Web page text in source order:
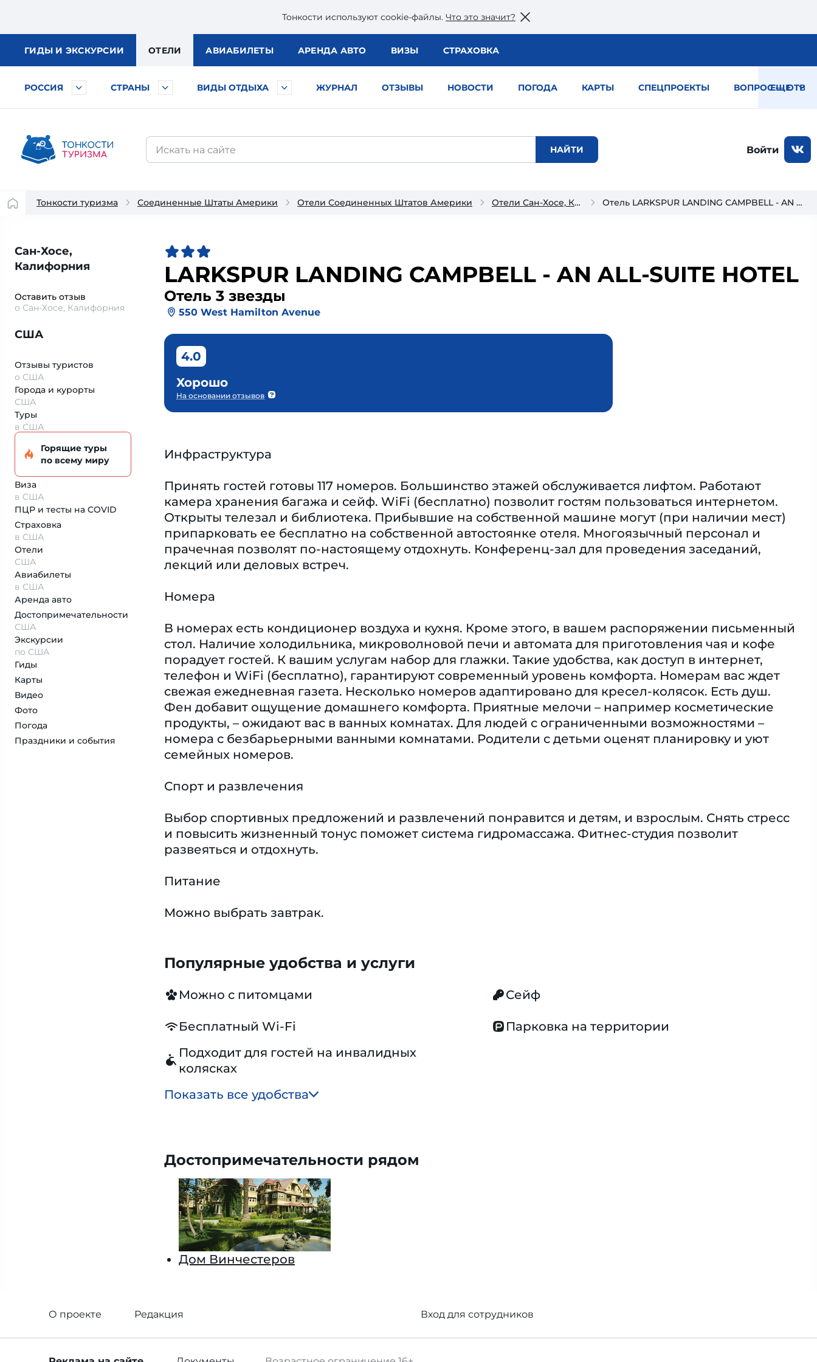
Тонкости используют сookie-файлы. Что это значит?
ГИДЫ И ЭКСКУРСИИ ОТЕЛИ АВИАБИЛЕТЫ АРЕНДА АВТО ВИЗЫ СТРАХОВКА
РОССИЯ СТРАНЫ ВИДЫ ОТДЫХА ЖУРНАЛ ОТЗЫВЫ НОВОСТИ ПОГОДА КАРТЫ СПЕЦПРОЕКТЫ ВОПРОС — ОТВЕТ
ЕЩЕ
Войти
Тонкости туризма Соединенные Штаты Америки Отели Соединенных Штатов Америки Отели Сан-Хосе, Калифорния Отель LARKSPUR LANDING CAMPBELL - AN ALL-SUITE HOTEL 3*
Сан-Хосе,
Калифорния
Оставить отзыв
о Сан-Хосе, Калифорния
США
Отзывы туристов
о США
Города и курорты
США
Туры
в США
Горящие туры
по всему миру
Виза
в США
ПЦР и тесты на COVID
Страховка
в США
Отели
США
Авиабилеты
в США
Аренда авто
Достопримеча­тельности
США
Экскурсии
по США
Гиды
Карты
Видео
Фото
Погода
Праздники и события
LARKSPUR LANDING CAMPBELL - AN ALL-SUITE HOTEL
Отель 3 звезды
550 West Hamilton Avenue
4.0
Хорошо
На основании отзывов
Инфраструктура
Принять гостей готовы 117 номеров. Большинство этажей обслуживается лифтом. Работают
камера хранения багажа и сейф. WiFi (бесплатно) позволит гостям пользоваться интернетом.
Открыты телезал и библиотека. Прибывшие на собственной машине могут (при наличии мест)
припарковать ее бесплатно на собственной автостоянке отеля. Многоязычный персонал и
прачечная позволят по-настоящему отдохнуть. Конференц-зал для проведения заседаний,
лекций или деловых встреч.
Номера
В номерах есть кондиционер воздуха и кухня. Кроме этого, в вашем распоряжении письменный
стол. Наличие холодильника, микроволновой печи и автомата для приготовления чая и кофе
порадует гостей. К вашим услугам набор для глажки. Такие удобства, как доступ в интернет,
телефон и WiFi (бесплатно), гарантируют современный уровень комфорта. Номерам вас ждет
свежая ежедневная газета. Несколько номеров адаптировано для кресел-колясок. Eсть душ.
Фен добавит ощущение домашнего комфорта. Приятные мелочи – например косметические
продукты, – ожидают вас в ванных комнатах. Для людей с ограниченными возможностями –
номера с безбарьерными ванными комнатами. Родители с детьми оценят планировку и уют
семейных номеров.
Спорт и развлечения
Выбор спортивных предложений и развлечений понравится и детям, и взрослым. Снять стресс
и повысить жизненный тонус поможет система гидромассажа. Фитнес-студия позволит
развеяться и отдохнуть.
Питание
Можно выбрать завтрак.
Популярные удобства и услуги
Можно с питомцами Сейф
Бесплатный Wi-Fi
Парковка на территории
Подходит для гостей на инвалидных
колясках
Показать все удобства
Достопримечательности рядом
Дом Винчестеров
О проекте Редакция Вход для сотрудников